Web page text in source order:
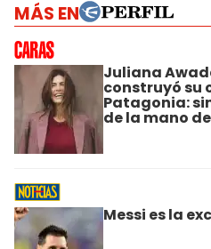
MÁS EN
Juliana
construyó su
Patagonia:
de la mano
Messi es la